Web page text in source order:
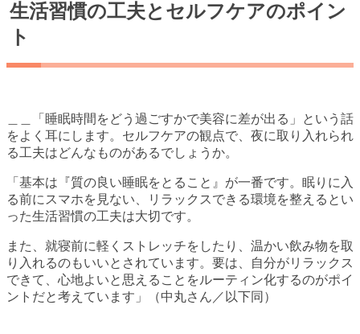
生活習慣の工夫とセルフケアのポイン
ト
＿＿「睡眠時間をどう過ごすかで美容に差が出る」という話
をよく耳にします。セルフケアの観点で、夜に取り入れられ
る工夫はどんなものがあるでしょうか。
「基本は『質の良い睡眠をとること』が一番です。眠りに入
る前にスマホを見ない、リラックスできる環境を整えるとい
った生活習慣の工夫は大切です。
また、就寝前に軽くストレッチをしたり、温かい飲み物を取
り入れるのもいいとされています。要は、自分がリラックス
できて、心地よいと思えることをルーティン化するのがポイ
ントだと考えています」（中丸さん／以下同）